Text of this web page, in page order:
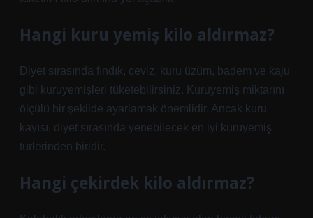
Hangi kuru yemiş kilo aldırmaz?
Diyet sırasında fındık, ceviz, kuru üzüm, badem ve kaju
gibi kuruyemişleri tüketebilirsiniz. Kuruyemiş miktarını
ölçülü bir şekilde ayarlamak önemlidir. Ancak kuru
kayısı, diyet sırasında yenebilecek en iyi kuruyemiş
türlerinden biridir.
Hangi çekirdek kilo aldırmaz?